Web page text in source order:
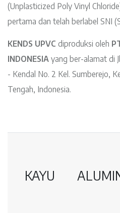
(Unplasticized Poly Vinyl
pertama dan telah berlabel SNI
KENDS UPVC diproduksi oleh
INDONESIA yang ber-alamat di
- Kendal No. 2 Kel. Sumberejo,
Tengah, Indonesia.
KAYU